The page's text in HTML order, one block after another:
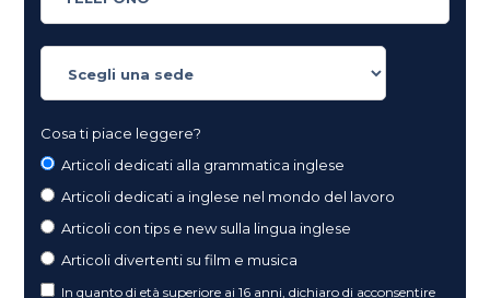
Cosa ti piace leggere?
Articoli dedicati alla grammatica inglese
Articoli dedicati a inglese nel mondo del lavoro
Articoli con tips e new sulla lingua inglese
Articoli divertenti su film e musica
In quanto di età superiore ai 16 anni, dichiaro di acconsentire